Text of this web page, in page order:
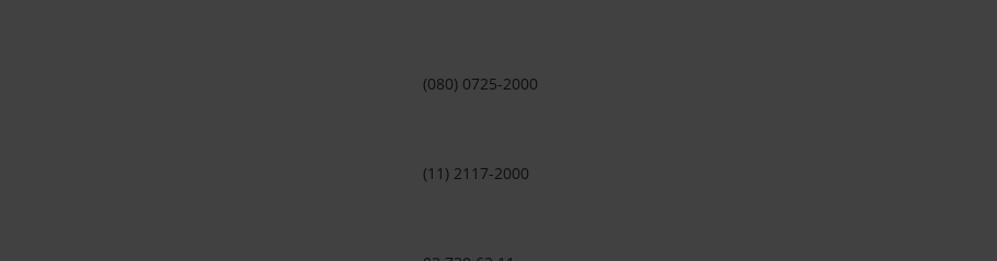
(080) 0725-2000
(11) 2117-2000